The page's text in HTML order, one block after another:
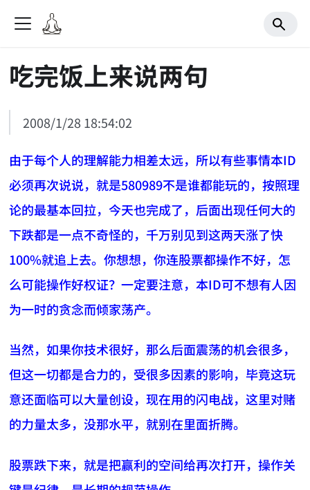
吃完饭上来说两句
2008/1/28 18:54:02
由于每个人的理解能力相差太远，所以有些事情本ID
必须再次说说，就是580989不是谁都能玩的，按照理
论的最基本回拉，今天也完成了，后面出现任何大的
下跌都是一点不奇怪的，千万别见到这两天涨了快
100%就追上去。你想想，你连股票都操作不好，怎
么可能操作好权证？一定要注意，本ID可不想有人因
为一时的贪念而倾家荡产。
当然，如果你技术很好，那么后面震荡的机会很多，
但这一切都是合力的，受很多因素的影响，毕竟这玩
意还面临可以大量创设，现在用的闪电战，这里对赌
的力量太多，没那水平，就别在里面折腾。
股票跌下来，就是把赢利的空间给再次打开，操作关